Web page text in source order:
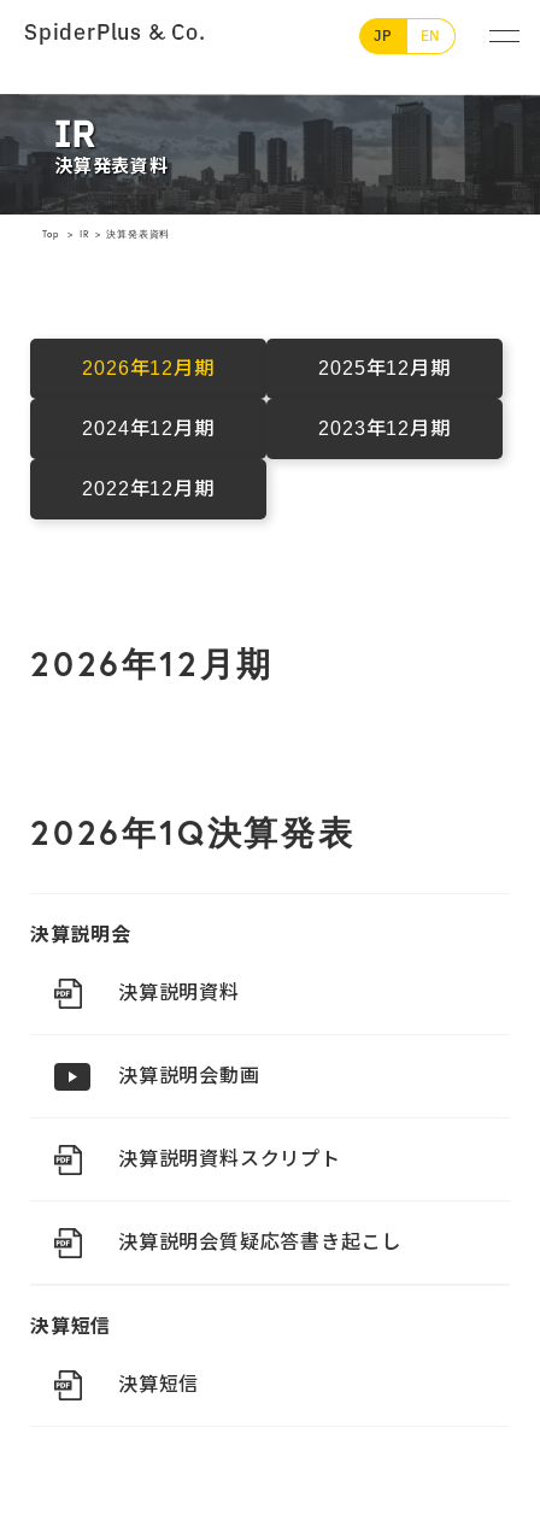
SpiderPlus & Co. JP EN
IR
決算発表資料
Top IR 決算発表資料
2026年12月期 2025年12月期
2024年12月期 2023年12月期
2022年12月期
2026年12月期
2026年1Q決算発表
決算説明会
決算説明資料
決算説明会動画
決算説明資料スクリプト
決算説明会質疑応答書き起こし
決算短信
決算短信